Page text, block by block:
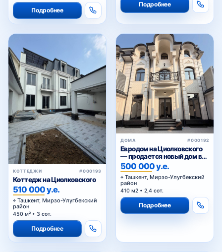
Академгородок
Буз
Универсам
улица Мухтара Ашрафи
Институт связи
Подробнее
Подробнее
КОТТЕДЖИ #000193
Коттедж на Циолковского
510 000 у.е.
Ташкент, Мирзо-Улугбекский
район
450 м² • 3 сот.
Подробнее
ДОМА #000192
Евродом на Циолковского
— продается новый дом в
Мирзо-Улугбекском районе
Ташкента
500 000 у.е.
Ташкент, Мирзо-Улугбекский
район
410 м2 • 2,4 сот.
Подробнее